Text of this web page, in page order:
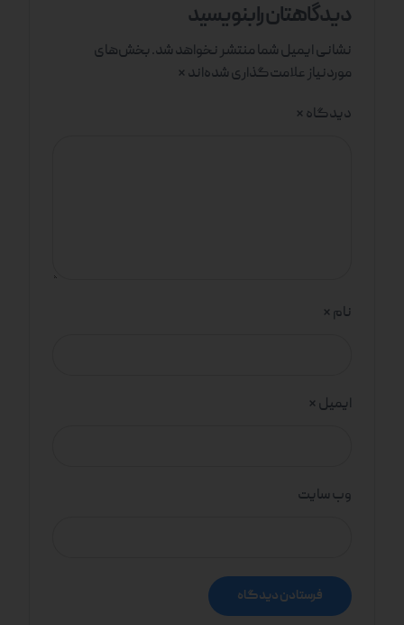
دیدگاهتان را بنویسید
نشانی ایمیل شما منتشر نخواهد شد.بخش‌های
موردنیاز علامت‌گذاری شده‌اند *
دیدگاه *
نام *
ایمیل *
وب‌ سایت